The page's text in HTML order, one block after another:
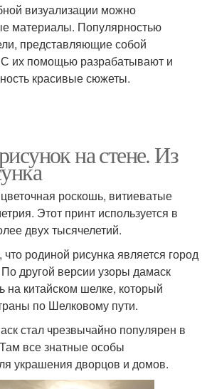
визуализации можно
материалы. Популярностью
представляющие собой
их помощью разрабатывают и
красивые сюжеты.
на стене. Из
роскошь, витиеватые
Этот принт используется в
двух тысячелетий.
родиной рисунка является город
другой версии узоры дамаск
на китайском шелке, который
по Шелковому пути.
стал чрезвычайно популярен в
все знатные особы
украшения дворцов и домов.